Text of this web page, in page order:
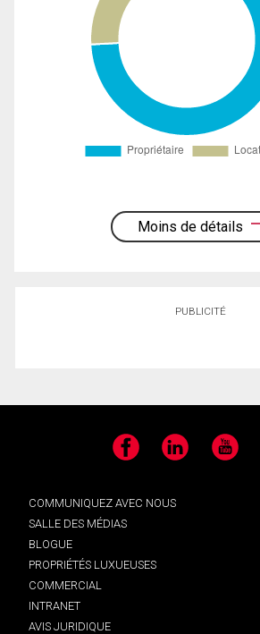
Moins de détails
PUBLICITÉ
Facebook LinkedIn YouTube
COMMUNIQUEZ AVEC NOUS
SALLE DES MÉDIAS
BLOGUE
PROPRIÉTÉS LUXUEUSES
COMMERCIAL
INTRANET
AVIS JURIDIQUE